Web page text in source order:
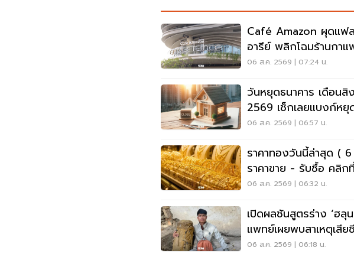
Café Amazon ผุดแฟ
อารีย์ พลิกโฉมร้านกา
Working Space ครบว
06 ส.ค. 2569 | 07:24 น.
วันหยุดธนาคาร เดือนสิ
2569 เช็กเลยแบงก์ห
หยุดยาวไหม
06 ส.ค. 2569 | 06:57 น.
ราคาทองวันนี้ล่าสุด ( 6
ราคาขาย - รับซื้อ คลิก
06 ส.ค. 2569 | 06:32 น.
เปิดผลชันสูตรร่าง ‘ฮลุน
แพทย์เผยพบสาเหตุเสี
ระบบหัวใจล้มเหลว
06 ส.ค. 2569 | 06:18 น.